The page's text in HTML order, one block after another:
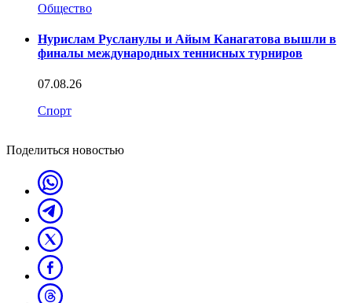
Общество
Нурислам Русланулы и Айым Канагатова вышли в
финалы международных теннисных турниров
07.08.26
Спорт
Поделиться новостью